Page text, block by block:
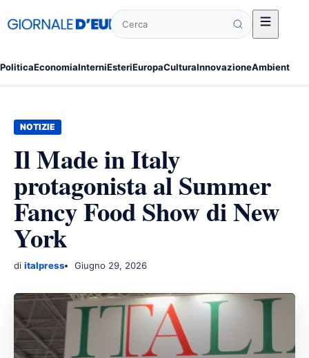
PoliticaEconomiaInterniEsteriEuropaCulturaInnovazioneAmbiente
Cerca
NOTIZIE
Il Made in Italy
protagonista al Summer
Fancy Food Show di New
York
di italpress Giugno 29, 2026